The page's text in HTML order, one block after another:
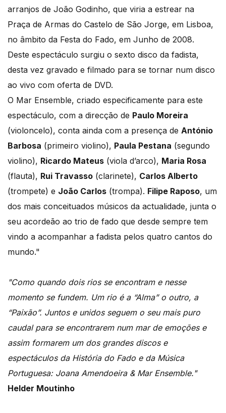
arranjos de João Godinho, que viria a estrear na
Praça de Armas do Castelo de São Jorge, em Lisboa,
no âmbito da Festa do Fado, em Junho de 2008.
Deste espectáculo surgiu o sexto disco da fadista,
desta vez gravado e filmado para se tornar num disco
ao vivo com oferta de DVD.
O Mar Ensemble, criado especificamente para este
espectáculo, com a direcção de Paulo Moreira
(violoncelo), conta ainda com a presença de António
Barbosa (primeiro violino), Paula Pestana (segundo
violino), Ricardo Mateus (viola d’arco), Maria Rosa
(flauta), Rui Travasso (clarinete), Carlos Alberto
(trompete) e João Carlos (trompa). Filipe Raposo, um
dos mais conceituados músicos da actualidade, junta o
seu acordeão ao trio de fado que desde sempre tem
vindo a acompanhar a fadista pelos quatro cantos do
mundo."
"Como quando dois rios se encontram e nesse
momento se fundem. Um rio é a “Alma” o outro, a
“Paixão”. Juntos e unidos seguem o seu mais puro
caudal para se encontrarem num mar de emoções e
assim formarem um dos grandes discos e
espectáculos da História do Fado e da Música
Portuguesa: Joana Amendoeira & Mar Ensemble."
Helder Moutinho